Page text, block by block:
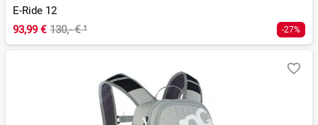
E-Ride 12
93,99 € 130,- €¹ -27%